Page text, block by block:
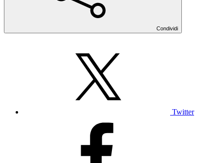
Condividi
Twitter